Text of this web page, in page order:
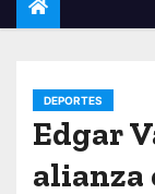
DEPORTES
Edgar
alianza